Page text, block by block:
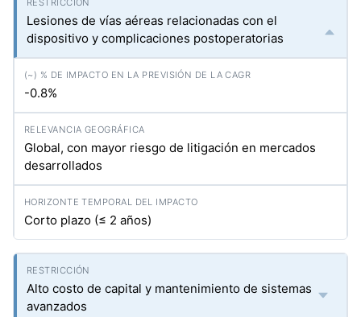
Lesiones de vías aéreas relacionadas con el
dispositivo y complicaciones postoperatorias
-0.8%
Global, con mayor riesgo de litigación en mercados
desarrollados
Corto plazo (≤ 2 años)
Alto costo de capital y mantenimiento de sistemas
avanzados